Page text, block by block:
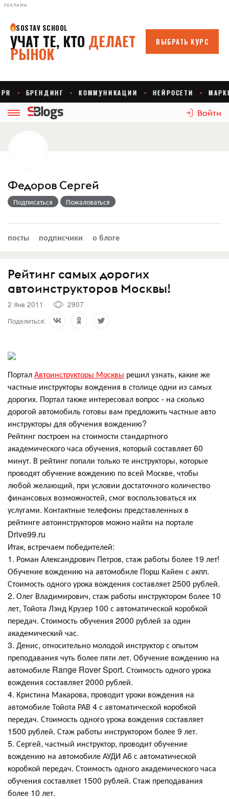
РЕКЛАМА
Войти
Федоров Сергей
Подписаться Пожаловаться
посты подписчики о блоге
Рейтинг самых дорогих
автоинструкторов Москвы!
2 Янв 2011
2907
Поделиться:
ПорталАвтоинструкторы Москвы решил узнать, какие же
частные инструкторы вождения в столице одни из самых
дорогих. Портал также интересовал вопрос - на сколько
дорогой автомобиль готовы вам предложить частные авто
инструкторы для обучения вождению?
Рейтинг построен на стоимости стандартного
академического часа обучения, который составляет 60
минут. В рейтинг попали только те инструкторы, которые
проводят обучение вождению по всей Москве, чтобы
любой желающий, при условии достаточного количество
финансовых возможностей, смог воспользоваться их
услугами. Контактные телефоны представленных в
рейтинге автоинструкторов можно найти на портале
Drive99.ru
Итак, встречаем победителей:
1. Роман Александрович Петров, стаж работы более 19 лет!
Обучение вождению на автомобиле Порш Кайен с акпп.
Стоимость одного урока вождения составляет 2500 рублей.
2. Олег Владимирович, стаж работы инструктором более 10
лет, Тойота Лэнд Крузер 100 с автоматической коробкой
передач. Стоимость обучения 2000 рублей за один
академический час.
3. Денис, относительно молодой инструктор с опытом
преподавания чуть более пяти лет. Обучение вождению на
автомобиле Range Rover Sport. Стоимость одного урока
вождения составляет 2000 рублей.
4. Кристина Макарова, проводит уроки вождения на
автомобиле Тойота РАВ 4 с автоматической коробкой
передач. Стоимость одного урока вождения составляет
1500 рублей. Стаж работы инструктором более 9 лет.
5. Сергей, частный инструктор, проводит обучение
вождению на автомобиле АУДИ А6 с автоматической
коробкой передач. Стоимость одного академического часа
обучения составляет 1500 рублей. Стаж преподавания
более 10 лет.